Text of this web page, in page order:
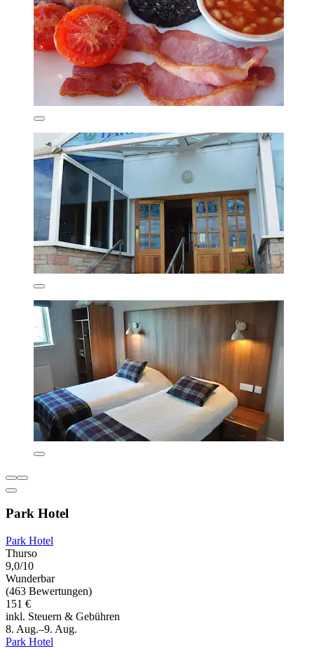
Park Hotel
Park Hotel
Thurso
9,0/10
Wunderbar
(463 Bewertungen)
151 €
inkl. Steuern & Gebühren
8. Aug.–9. Aug.
Park Hotel